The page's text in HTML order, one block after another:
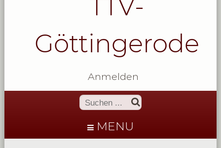
TTV-
Göttingerode
Anmelden
MENU